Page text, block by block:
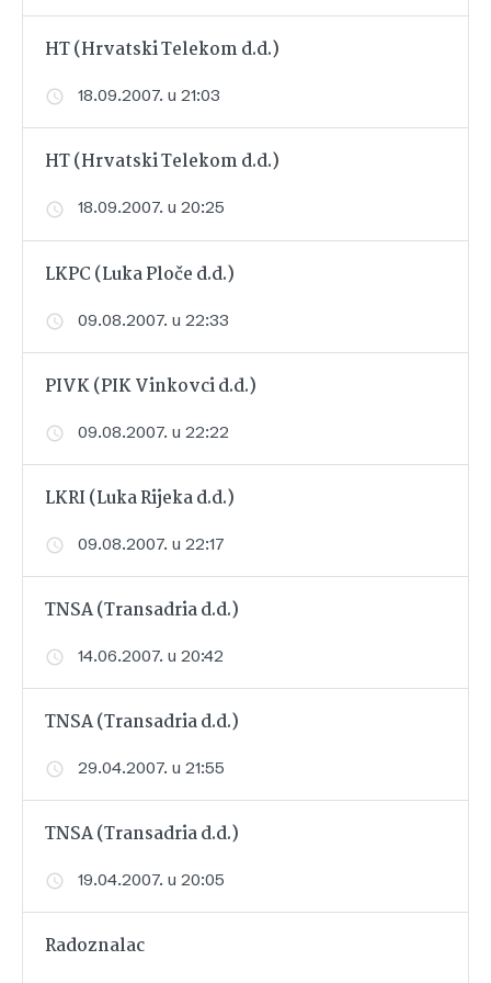
HT (Hrvatski Telekom d.d.)
18.09.2007. u 21:03
HT (Hrvatski Telekom d.d.)
18.09.2007. u 20:25
LKPC (Luka Ploče d.d.)
09.08.2007. u 22:33
PIVK (PIK Vinkovci d.d.)
09.08.2007. u 22:22
LKRI (Luka Rijeka d.d.)
09.08.2007. u 22:17
TNSA (Transadria d.d.)
14.06.2007. u 20:42
TNSA (Transadria d.d.)
29.04.2007. u 21:55
TNSA (Transadria d.d.)
19.04.2007. u 20:05
Radoznalac